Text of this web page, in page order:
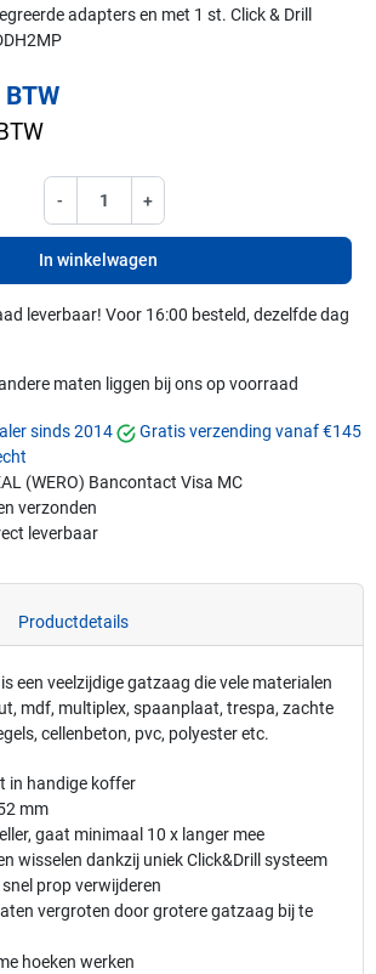
adapters en met 1 st. Click & Drill
- +
In winkelwagen
leverbaar! Voor 16:00 besteld, dezelfde dag
maten liggen bij ons op voorraad
sinds 2014
Gratis verzending vanaf €145
(WERO) Bancontact Visa MC
verzonden
leverbaar
Productdetails
een veelzijdige gatzaag die vele materialen
mdf, multiplex, spaanplaat, trespa, zachte
cellenbeton, pvc, polyester etc.
in handige koffer
mm
gaat minimaal 10 x langer mee
wisselen dankzij uniek Click&Drill systeem
prop verwijderen
vergroten door grotere gatzaag bij te
hoeken werken